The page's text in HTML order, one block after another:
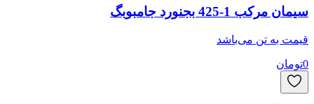
سیمان مرکب 1-425 بجنورد جامبوبگ
قیمت بهتنمی‌باشد
تومان